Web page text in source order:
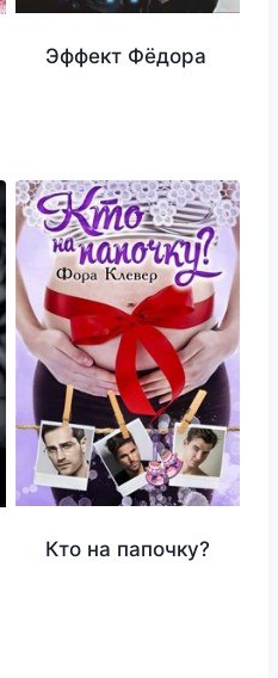
Эффект Фёдора
Кто на папочку?